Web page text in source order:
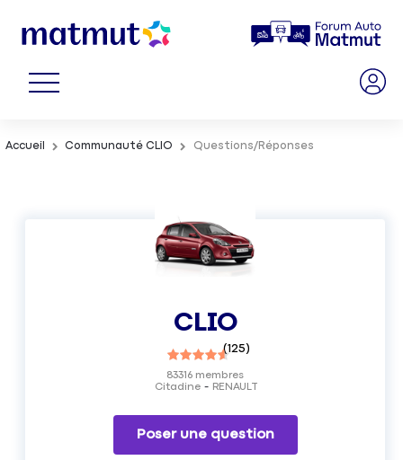
Accueil Communauté CLIO Questions/Réponses
CLIO
(125)
Citadine RENAULT
83316 membres
Poser une question